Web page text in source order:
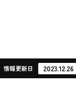
情報更新日 2023.12.26